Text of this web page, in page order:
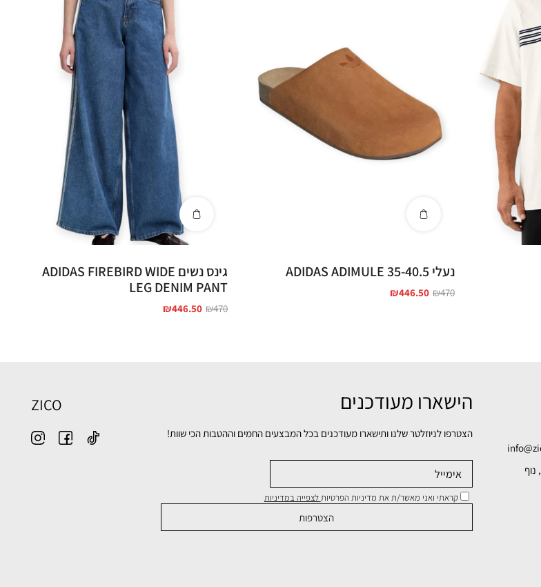
נעלי ADIDAS ADIMULE 35-40.5
₪470
₪446.50
גינס נשים ADIDAS FIREBIRD WIDE
LEG DENIM PANT
₪470
₪446.50
כתובתנו - דרך החטיבות 1, נוף
הישארו מעודכנים
הצטרפו לניוזלטר שלנו ותישארו מעודכנים בכל המבצעים החמים וההטבות הכי שוות!
קראתי ואני מאשר/ת את מדיניות הפרטיותלצפייה במדיניות
ZICO